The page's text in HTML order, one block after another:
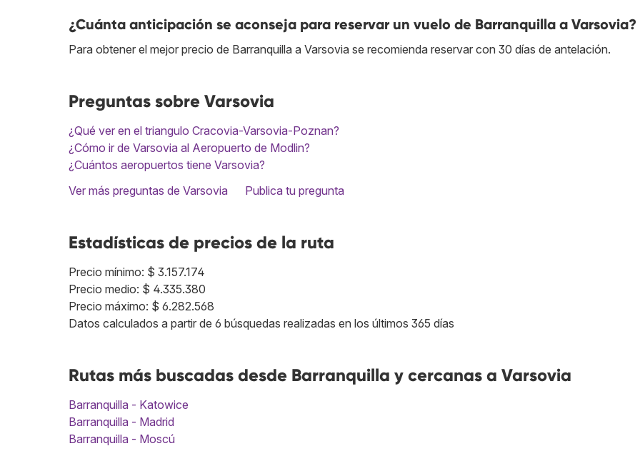
¿Cuánta anticipación se aconseja para reservar un vuelo de Barranquilla a Varsovia?
Para obtener el mejor precio de Barranquilla a Varsovia se recomienda reservar con 30 días de antelación.
Preguntas sobre Varsovia
¿Qué ver en el triangulo Cracovia-Varsovia-Poznan?
¿Cómo ir de Varsovia al Aeropuerto de Modlin?
¿Cuántos aeropuertos tiene Varsovia?
Ver más preguntas de Varsovia
Publica tu pregunta
Estadísticas de precios de la ruta
Precio mínimo: $ 3.157.174
Precio medio: $ 4.335.380
Precio máximo: $ 6.282.568
Datos calculados a partir de 6 búsquedas realizadas en los últimos 365 días
Rutas más buscadas desde Barranquilla y cercanas a Varsovia
Barranquilla - Katowice
Barranquilla - Madrid
Barranquilla - Moscú